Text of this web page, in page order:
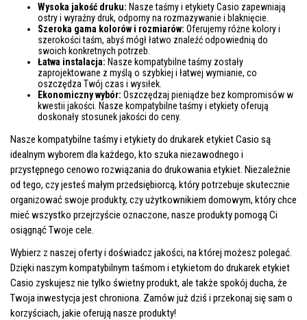
Wysoka jakość druku: Nasze taśmy i etykiety Casio zapewniają
ostry i wyraźny druk, odporny na rozmazywanie i blaknięcie.
Szeroka gama kolorów i rozmiarów: Oferujemy różne kolory i
szerokości taśm, abyś mógł łatwo znaleźć odpowiednią do
swoich konkretnych potrzeb.
Łatwa instalacja: Nasze kompatybilne taśmy zostały
zaprojektowane z myślą o szybkiej i łatwej wymianie, co
oszczędza Twój czas i wysiłek.
Ekonomiczny wybór: Oszczędzaj pieniądze bez kompromisów w
kwestii jakości. Nasze kompatybilne taśmy i etykiety oferują
doskonały stosunek jakości do ceny.
Nasze kompatybilne taśmy i etykiety do drukarek etykiet Casio są
idealnym wyborem dla każdego, kto szuka niezawodnego i
przystępnego cenowo rozwiązania do drukowania etykiet. Niezależnie
od tego, czy jesteś małym przedsiębiorcą, który potrzebuje skutecznie
organizować swoje produkty, czy użytkownikiem domowym, który chce
mieć wszystko przejrzyście oznaczone, nasze produkty pomogą Ci
osiągnąć Twoje cele.
Wybierz z naszej oferty i doświadcz jakości, na której możesz polegać.
Dzięki naszym kompatybilnym taśmom i etykietom do drukarek etykiet
Casio zyskujesz nie tylko świetny produkt, ale także spokój ducha, że
Twoja inwestycja jest chroniona. Zamów już dziś i przekonaj się sam o
korzyściach, jakie oferują nasze produkty!